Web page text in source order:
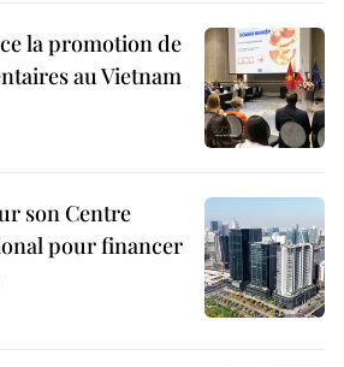
la promotion de
au Vietnam
son Centre
pour financer